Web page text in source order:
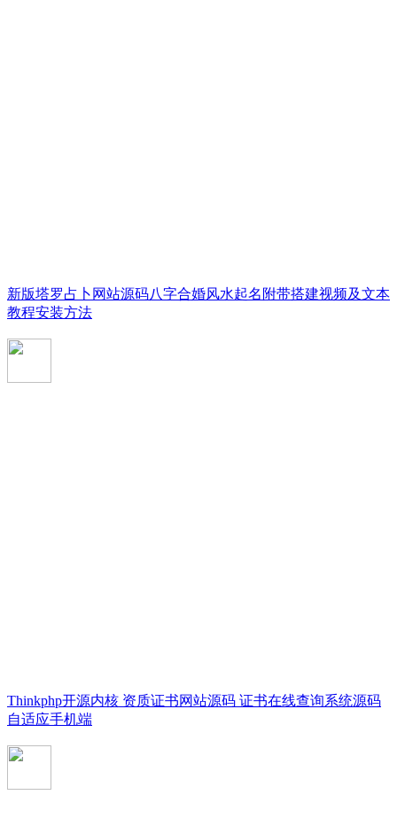
新版塔罗占卜网站源码八字合婚风水起名附带搭建视频及文本
教程安装方法
Thinkphp开源内核 资质证书网站源码 证书在线查询系统源码
自适应手机端